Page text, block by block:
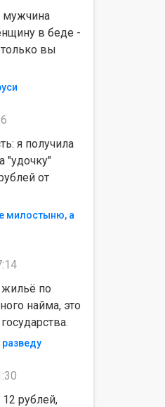
мужчина
в беде -
вы
я получила
"удочку"
от
милостыню, а
жильё по
найма, это
рублей,